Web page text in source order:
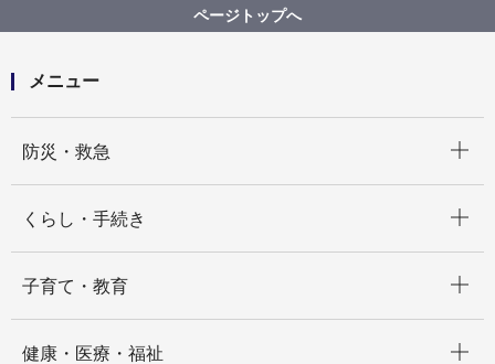
【入札結果掲載（不調）】【公募型指名競争入札】特
別支援学校通学支援車両運行業務委託（港南台ひの特
ページトップへ
メニュー
防災・救急
くらし・手続き
子育て・教育
健康・医療・福祉